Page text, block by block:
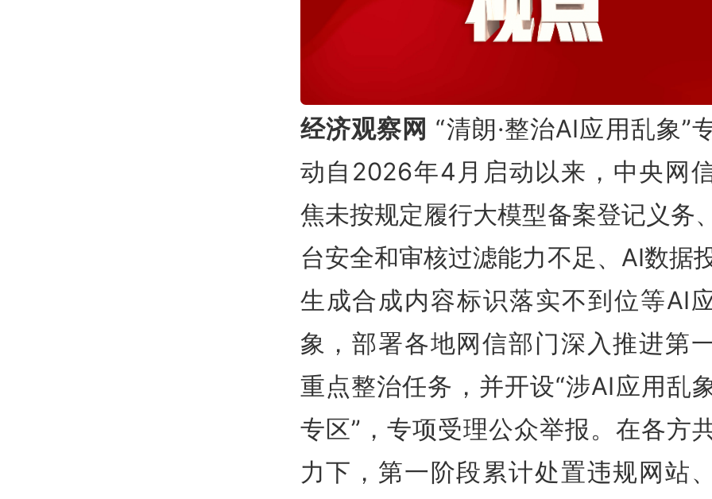
经济观察网 “清朗·整治AI应用乱象”
动自2026年4月启动以来，中央网
焦未按规定履行大模型备案登记义务
台安全和审核过滤能力不足、AI数据投
生成合成内容标识落实不到位等AI
象，部署各地网信部门深入推进第
重点整治任务，并开设“涉AI应用乱
专区”，专项受理公众举报。在各方
力下，第一阶段累计处置违规网站